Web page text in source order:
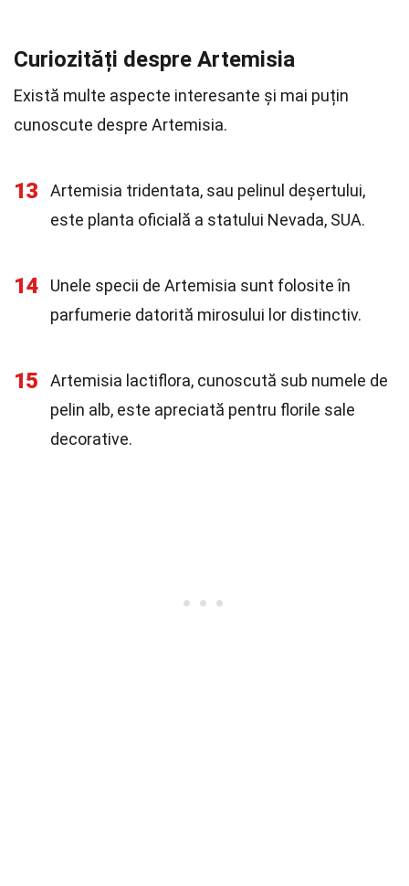
Curiozități despre Artemisia
Există multe aspecte interesante și mai puțin
cunoscute despre Artemisia.
13
Artemisia tridentata, sau pelinul deșertului,
este planta oficială a statului Nevada, SUA.
14
Unele specii de Artemisia sunt folosite în
parfumerie datorită mirosului lor distinctiv.
15
Artemisia lactiflora, cunoscută sub numele de
pelin alb, este apreciată pentru florile sale
decorative.